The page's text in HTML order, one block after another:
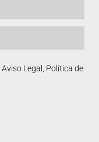
Aviso Legal, Política de